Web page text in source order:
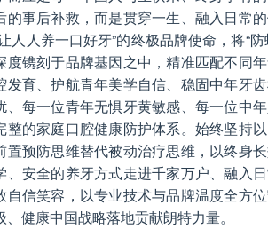
的事后补救，而是贯穿一生、融入日常
人人养一口好牙”的终极品牌使命，将“
度镌刻于品牌基因之中，精准匹配不同
发育、护航青年美学自信、稳固中年牙
、每一位青年无惧牙黄敏感、每一位中
整的家庭口腔健康防护体系。始终坚持
置预防思维替代被动治疗思维，以终身
、安全的养牙方式走进千家万户、融入
自信笑容，以专业技术与品牌温度全方
、健康中国战略落地贡献朗特力量。